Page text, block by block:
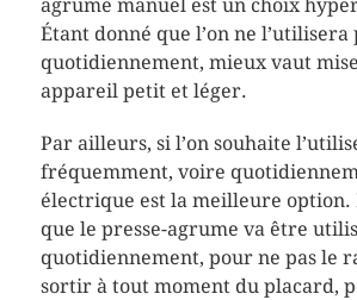
agrume manuel est un choix
Étant donné que l’on ne l’utilisera
quotidiennement, mieux vaut
appareil petit et léger.
Par ailleurs, si l’on souhaite
fréquemment, voire
électrique est la meilleure option.
que le presse-agrume va être
quotidiennement, pour ne pas le
sortir à tout moment du placard,